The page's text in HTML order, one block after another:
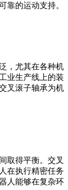
靠的运动支持。
，尤其在各种机
业生产线上的装
叉滚子轴承为机
得平衡。交叉
在执行精密任务
人能够在复杂环